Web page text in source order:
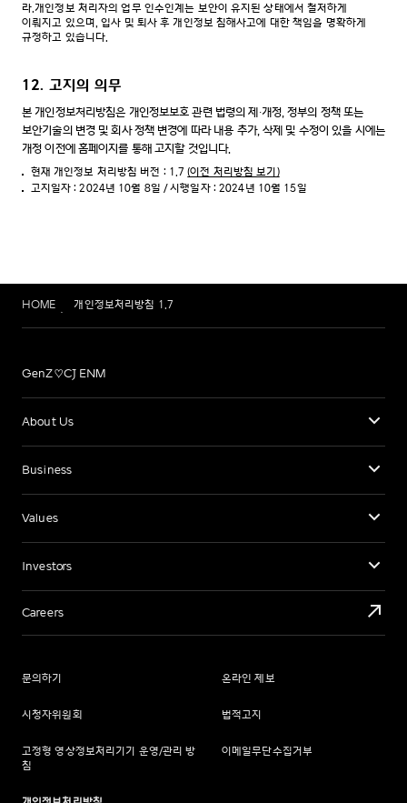
라.개인정보 처리자의 업무 인수인계는 보안이 유지된 상태에서 철저하게
이뤄지고 있으며, 입사 및 퇴사 후 개인정보 침해사고에 대한 책임을 명확하게
규정하고 있습니다.
12. 고지의 의무
본 개인정보처리방침은 개인정보보호 관련 법령의 제∙개정, 정부의 정책 또는
보안기술의 변경 및 회사 정책 변경에 따라 내용 추가, 삭제 및 수정이 있을 시에는
개정 이전에 홈페이지를 통해 고지할 것입니다.
현재 개인정보 처리방침 버전 : 1.7(이전 처리방침 보기)
고지일자 : 2024년 10월 8일 / 시행일자 : 2024년 10월 15일
HOME 개인정보처리방침 1.7
GenZ♡CJ ENM
About Us
Business
Values
Investors
Careers
문의하기 온라인 제보
시청자위원회 법적고지
고정형 영상정보처리기기 운영/관리 방
침
이메일무단수집거부